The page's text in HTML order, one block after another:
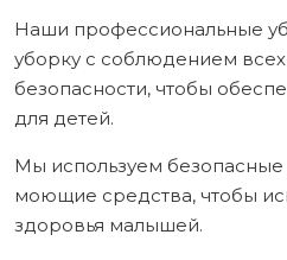
Наши профессиональные
уборку с соблюдением
безопасности, чтобы
для детей.
Мы используем
моющие средства, чтобы
здоровья малышей.